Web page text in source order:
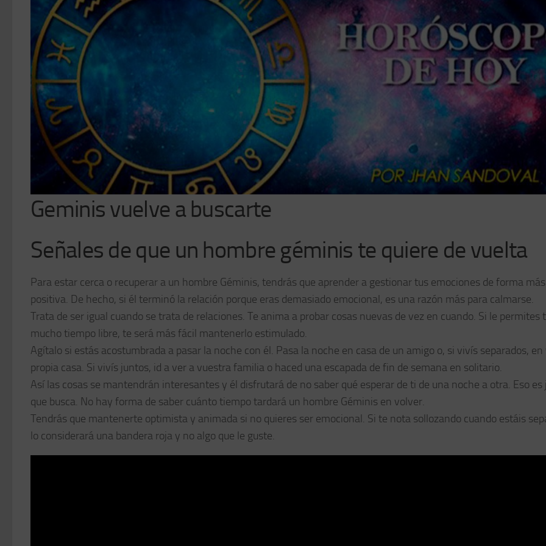
Geminis vuelve a buscarte
Señales de que un hombre géminis te quiere de vuelta
Para estar cerca o recuperar a un hombre Géminis, tendrás que aprender a gestionar tus emociones de forma más
positiva. De hecho, si él terminó la relación porque eras demasiado emocional, es una razón más para calmarse.
Trata de ser igual cuando se trata de relaciones. Te anima a probar cosas nuevas de vez en cuando. Si le permites
mucho tiempo libre, te será más fácil mantenerlo estimulado.
Agítalo si estás acostumbrada a pasar la noche con él. Pasa la noche en casa de un amigo o, si vivís separados,
propia casa. Si vivís juntos, id a ver a vuestra familia o haced una escapada de fin de semana en solitario.
Así las cosas se mantendrán interesantes y él disfrutará de no saber qué esperar de ti de una noche a otra. Eso es
que busca. No hay forma de saber cuánto tiempo tardará un hombre Géminis en volver.
Tendrás que mantenerte optimista y animada si no quieres ser emocional. Si te nota sollozando cuando estáis
lo considerará una bandera roja y no algo que le guste.